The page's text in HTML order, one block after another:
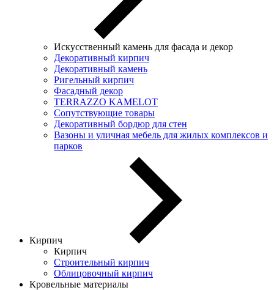
Искусственный камень для фасада и декор
Декоративный кирпич
Декоративный камень
Ригельный кирпич
Фасадный декор
TERRAZZO KAMELOT
Сопутствующие товары
Декоративный бордюр для стен
Вазоны и уличная мебель для жилых комплексов и
парков
Кирпич
Кирпич
Строительный кирпич
Облицовочный кирпич
Кровельные материалы